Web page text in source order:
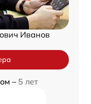
Иванов
– 5 лет